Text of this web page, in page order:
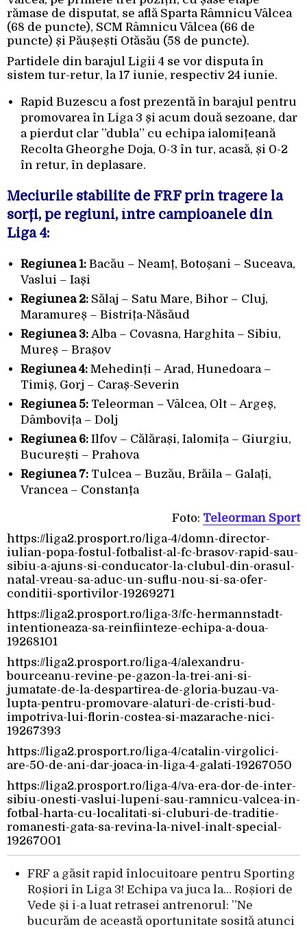
rămase de disputat, se află Sparta Râmnicu Vâlcea
(68 de puncte), SCM Râmnicu Vâlcea (66 de
puncte) și Păușești Otăsău (58 de puncte).
Partidele din barajul Ligii 4 se vor disputa în
sistem tur-retur, la 17 iunie, respectiv 24 iunie.
Rapid Buzescu a fost prezentă în barajul pentru
promovarea în Liga 3 și acum două sezoane, dar
a pierdut clar ”dubla” cu echipa ialomițeană
Recolta Gheorghe Doja, 0-3 în tur, acasă, și 0-2
în retur, în deplasare.
Meciurile stabilite de FRF prin tragere la
sorți, pe regiuni, între campioanele din
Liga 4:
Regiunea 1: Bacău – Neamț, Botoșani – Suceava,
Vaslui – Iași
Regiunea 2: Sălaj – Satu Mare, Bihor – Cluj,
Maramureș – Bistrița-Năsăud
Regiunea 3: Alba – Covasna, Harghita – Sibiu,
Mureș – Brașov
Regiunea 4: Mehedinți – Arad, Hunedoara –
Timiș, Gorj – Caraș-Severin
Regiunea 5: Teleorman – Vâlcea, Olt – Argeș,
Dâmbovița – Dolj
Regiunea 6: Ilfov – Călărași, Ialomița – Giurgiu,
București – Prahova
Regiunea 7: Tulcea – Buzău, Brăila – Galați,
Vrancea – Constanța
Foto: Teleorman Sport
https://liga2.prosport.ro/liga-4/domn-director-
iulian-popa-fostul-fotbalist-al-fc-brasov-rapid-sau-
sibiu-a-ajuns-si-conducator-la-clubul-din-orasul-
natal-vreau-sa-aduc-un-suflu-nou-si-sa-ofer-
conditii-sportivilor-19269271
https://liga2.prosport.ro/liga-3/fc-hermannstadt-
intentioneaza-sa-reinfiinteze-echipa-a-doua-
19268101
https://liga2.prosport.ro/liga-4/alexandru-
bourceanu-revine-pe-gazon-la-trei-ani-si-
jumatate-de-la-despartirea-de-gloria-buzau-va-
lupta-pentru-promovare-alaturi-de-cristi-bud-
impotriva-lui-florin-costea-si-mazarache-nici-
19267393
https://liga2.prosport.ro/liga-4/catalin-virgolici-
are-50-de-ani-dar-joaca-in-liga-4-galati-19267050
https://liga2.prosport.ro/liga-4/va-era-dor-de-inter-
sibiu-onesti-vaslui-lupeni-sau-ramnicu-valcea-in-
fotbal-harta-cu-localitati-si-cluburi-de-traditie-
romanesti-gata-sa-revina-la-nivel-inalt-special-
19267001
FRF a găsit rapid înlocuitoare pentru Sporting
Roșiori în Liga 3! Echipa va juca la… Roșiori de
Vede și i-a luat retrasei antrenorul: ”Ne
bucurăm de această oportunitate sosită atunci